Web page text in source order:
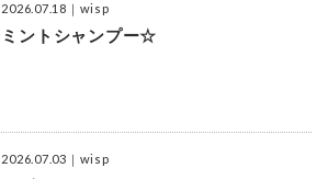
2026.07.18 ｜wisp
ミントシャンプー☆
2026.07.03 ｜wisp